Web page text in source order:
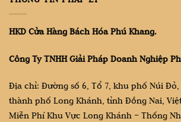
HKD Cửa Hàng Bách Hóa Phú Khang.
Công Ty TNHH Giải Pháp Doanh Nghiệp
Địa chỉ: Đường số 6, Tổ 7, khu phố Núi Đỏ,
thành phố Long Khánh, tỉnh Đồng Nai,
Miễn Phí Khu Vực Long Khánh – Thống